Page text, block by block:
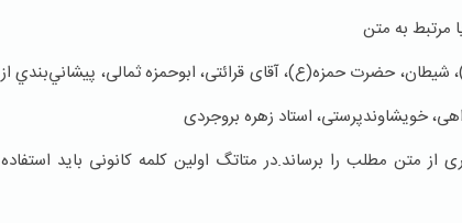
شیطان، حضرت حمزه(ع)، آقای قرائتی، ابوحمزه ثمالی، پيشاني‌بندي از
خویشاوند‌پرستی، استاد زهره بروجردی
متن مطلب را برساند.در متاتگ اولین کلمه کانونی باید استفاده